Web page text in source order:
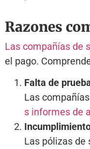
Razones
Las compañías de
el pago.
Falta de
Las
s informes de
Las pólizas de